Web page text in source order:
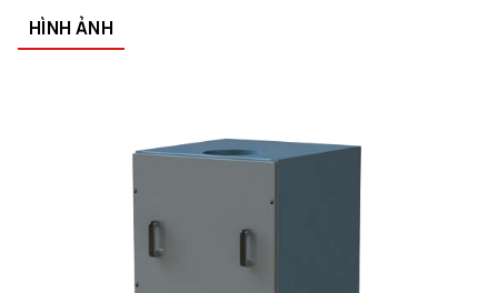
HÌNH ẢNH